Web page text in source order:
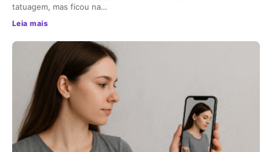
tatuagem, mas ficou na…
Leia mais